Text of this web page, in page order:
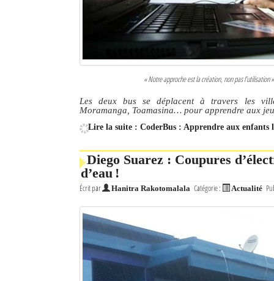
« Notre approche est la création, non pas
Les deux bus se déplacent à travers les
Moramanga, Toamasina… pour apprendre aux
Lire la suite : CoderBus : Apprendre aux
Diego Suarez : Coupures
d’eau !
Écrit par Hanitra Rakotomalala Catégorie : Actualité